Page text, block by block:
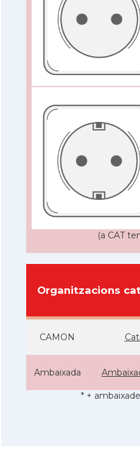
(a CAT
Organitzacions
CAMON
Ambaixada
* +